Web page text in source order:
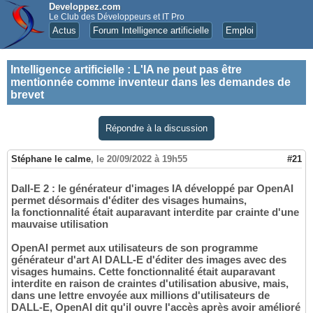
Developpez.com
Le Club des Développeurs et IT Pro
Actus Forum Intelligence artificielle Emploi
Intelligence artificielle : L'IA ne peut pas être
mentionnée comme inventeur dans les demandes de
brevet
Répondre à la discussion
Stéphane le calme, le 20/09/2022 à 19h55 #21
Dall-E 2 : le générateur d'images IA développé par OpenAI
permet désormais d'éditer des visages humains,
la fonctionnalité était auparavant interdite par crainte d'une
mauvaise utilisation
OpenAI permet aux utilisateurs de son programme
générateur d'art AI DALL-E d'éditer des images avec des
visages humains. Cette fonctionnalité était auparavant
interdite en raison de craintes d'utilisation abusive, mais,
dans une lettre envoyée aux millions d'utilisateurs de
DALL-E, OpenAI dit qu'il ouvre l'accès après avoir amélioré